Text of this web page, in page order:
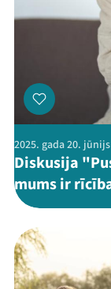
2025. gada 20. jūnijs
Diskusija
mums ir